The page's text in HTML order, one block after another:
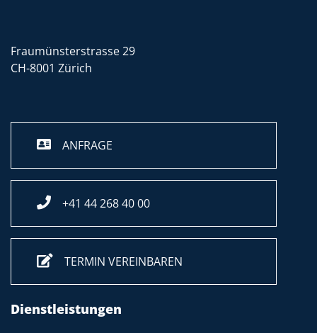
Fraumünsterstrasse 29
CH-8001 Zürich
ANFRAGE
+41 44 268 40 00
TERMIN VEREINBAREN
Dienstleistungen